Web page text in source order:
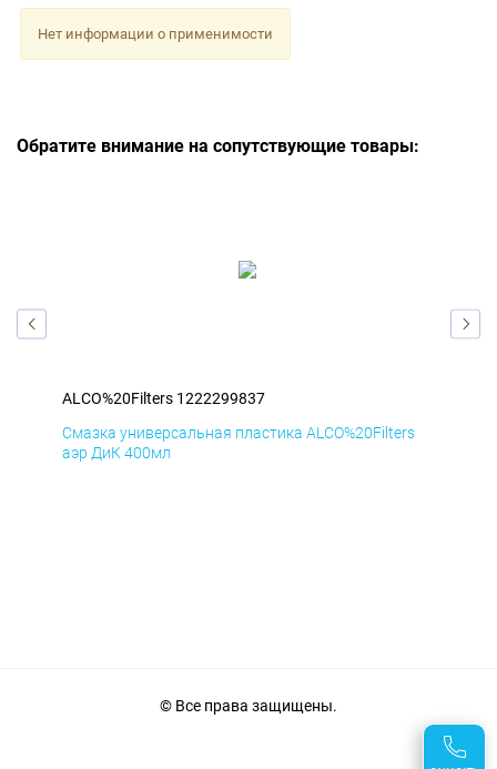
Нет информации о применимости
Обратите внимание на сопутствующие товары:
ALCO%20Filters 1222299837
Смазка универсальная пластика ALCO%20Filters
аэр ДиК 400мл
© Все права защищены.